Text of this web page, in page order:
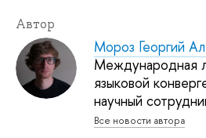
Автор
Мороз Георгий
Международная
языковой
научный
Все новости автора